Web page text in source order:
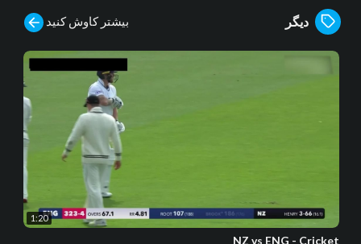
دیگر بیشتر کاوش کنید
1:20
NZ vs ENG - Cricket